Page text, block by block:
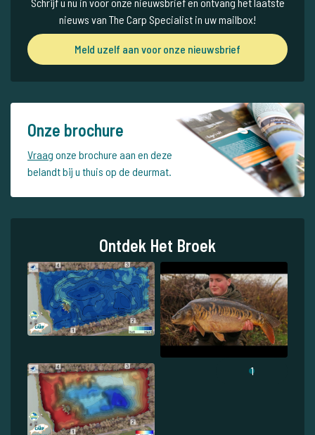
nieuws van The Carp Specialist in uw mailbox!
Meld uzelf aan voor onze nieuwsbrief
Onze brochure
Vraag onze brochure aan en deze
belandt bij u thuis op de deurmat.
Ontdek Het Broek
1